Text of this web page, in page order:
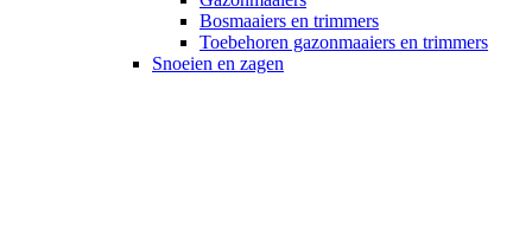
Bosmaaiers en trimmers
Toebehoren gazonmaaiers en trimmers
Snoeien en zagen